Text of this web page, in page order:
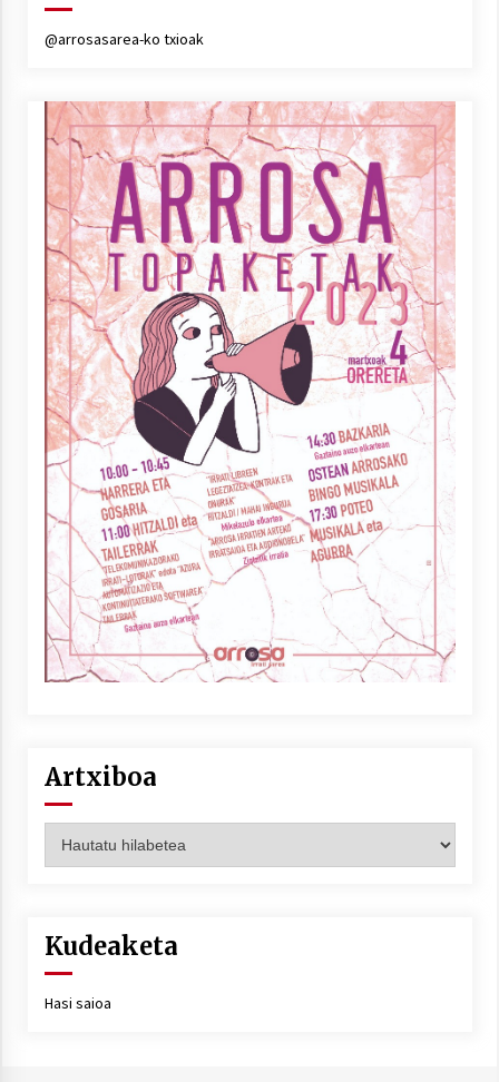
@arrosasarea-ko txioak
Artxiboa
Kudeaketa
Hasi saioa